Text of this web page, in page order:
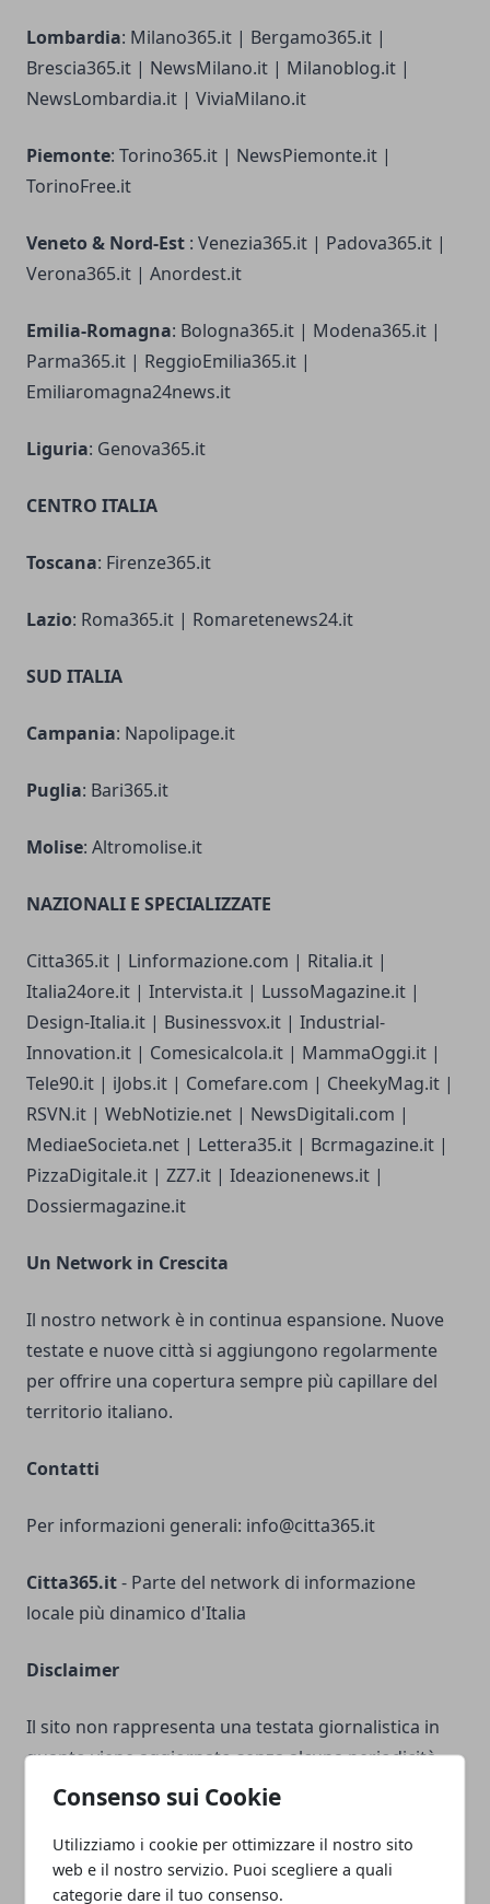
Consenso sui Cookie
Utilizziamo i cookie per ottimizzare il nostro sito
web e il nostro servizio. Puoi scegliere a quali
categorie dare il tuo consenso.
Lombardia: Milano365.it | Bergamo365.it |
Brescia365.it | NewsMilano.it | Milanoblog.it |
NewsLombardia.it | ViviaMilano.it
Piemonte: Torino365.it | NewsPiemonte.it |
TorinoFree.it
Veneto & Nord-Est : Venezia365.it | Padova365.it |
Verona365.it | Anordest.it
Emilia-Romagna: Bologna365.it | Modena365.it |
Parma365.it | ReggioEmilia365.it |
Emiliaromagna24news.it
Liguria: Genova365.it
CENTRO ITALIA
Toscana: Firenze365.it
Lazio: Roma365.it | Romaretenews24.it
SUD ITALIA
Campania: Napolipage.it
Puglia: Bari365.it
Molise: Altromolise.it
NAZIONALI E SPECIALIZZATE
Citta365.it | Linformazione.com | Ritalia.it |
Italia24ore.it | Intervista.it | LussoMagazine.it |
Design-Italia.it | Businessvox.it | Industrial-
Innovation.it | Comesicalcola.it | MammaOggi.it |
Tele90.it | iJobs.it | Comefare.com | CheekyMag.it |
RSVN.it | WebNotizie.net | NewsDigitali.com |
MediaeSocieta.net | Lettera35.it | Bcrmagazine.it |
PizzaDigitale.it | ZZ7.it | Ideazionenews.it |
Dossiermagazine.it
Un Network in Crescita
Il nostro network è in continua espansione. Nuove
testate e nuove città si aggiungono regolarmente
per offrire una copertura sempre più capillare del
territorio italiano.
Contatti
Per informazioni generali: info@citta365.it
Citta365.it- Parte del network di informazione
locale più dinamico d'Italia
Disclaimer
Il sito non rappresenta una testata giornalistica in
quanto viene aggiornato senza alcuna periodicità.
Non può pertanto considerarsi un prodotto
Responsabilità sui Contenuti